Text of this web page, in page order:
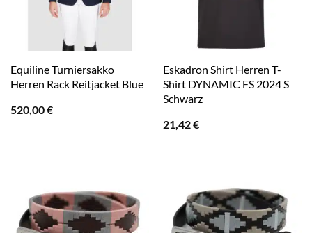
Equiline Turniersakko
Herren Rack Reitjacket Blue
520,00€
Eskadron Shirt Herren T-
Shirt DYNAMIC FS 2024 S
Schwarz
21,42€